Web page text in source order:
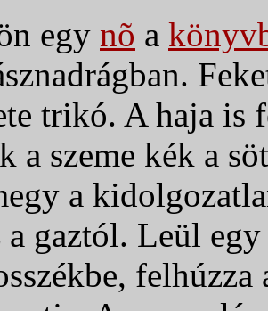
egy nõ a
trikó. A haja is
a szeme kék a
a
a gaztól. Leül
felhúzza